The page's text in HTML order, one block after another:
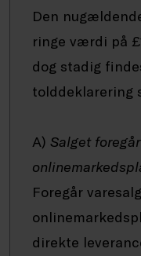
Den
ringe værdi på
dog stadig
tolddeklarering
A) Salget
Foregår
direkte